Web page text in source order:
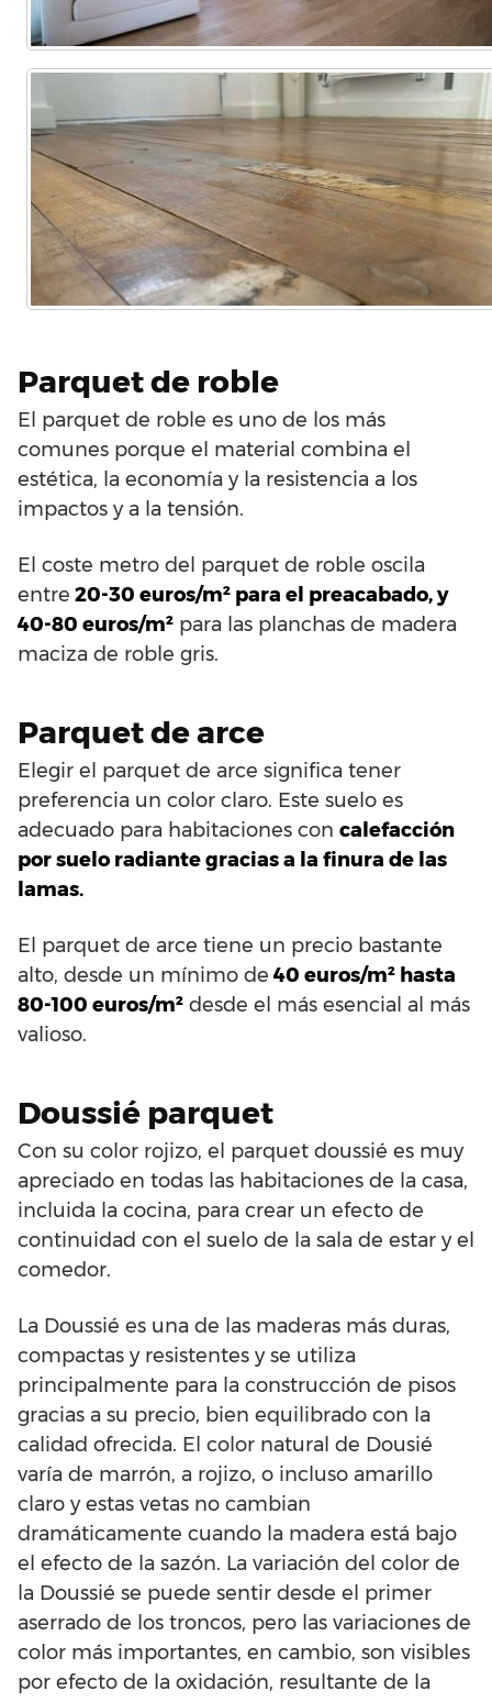
Parquet de roble
El parquet de roble es uno de los más
comunes porque el material combina el
estética, la economía y la resistencia a los
impactos y a la tensión.
El coste metro del parquet de roble oscila
entre 20-30 euros/m² para el preacabado, y
40-80 euros/m² para las planchas de madera
maciza de roble gris.
Parquet de arce
Elegir el parquet de arce significa tener
preferencia un color claro. Este suelo es
adecuado para habitaciones con calefacción
por suelo radiante gracias a la finura de las
lamas.
El parquet de arce tiene un precio bastante
alto, desde un mínimo de 40 euros/m² hasta
80-100 euros/m² desde el más esencial al más
valioso.
Doussié parquet
Con su color rojizo, el parquet doussié es muy
apreciado en todas las habitaciones de la casa,
incluida la cocina, para crear un efecto de
continuidad con el suelo de la sala de estar y el
comedor.
La Doussié es una de las maderas más duras,
compactas y resistentes y se utiliza
principalmente para la construcción de pisos
gracias a su precio, bien equilibrado con la
calidad ofrecida. El color natural de Dousié
varía de marrón, a rojizo, o incluso amarillo
claro y estas vetas no cambian
dramáticamente cuando la madera está bajo
el efecto de la sazón. La variación del color de
la Doussié se puede sentir desde el primer
aserrado de los troncos, pero las variaciones de
color más importantes, en cambio, son visibles
por efecto de la oxidación, resultante de la